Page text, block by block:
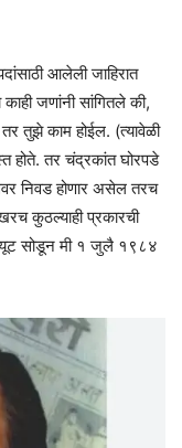
आलेली जाहिरात
जणांनी सांगितले की,
तुझे काम होईल. (त्यावेळी
होते. तर चंद्रकांत घोरपडे
निवड होणार असेल तरच
कुठल्याही प्रकारची
सोडून मी १ जुलै १९८४